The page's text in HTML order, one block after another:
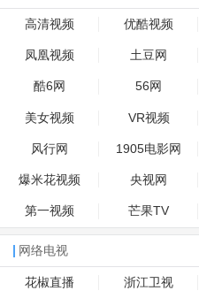
高清视频 优酷视频
凤凰视频 土豆网
酷6网 56网
美女视频 VR视频
风行网 1905电影网
爆米花视频 央视网
第一视频 芒果TV
网络电视
花椒直播 浙江卫视